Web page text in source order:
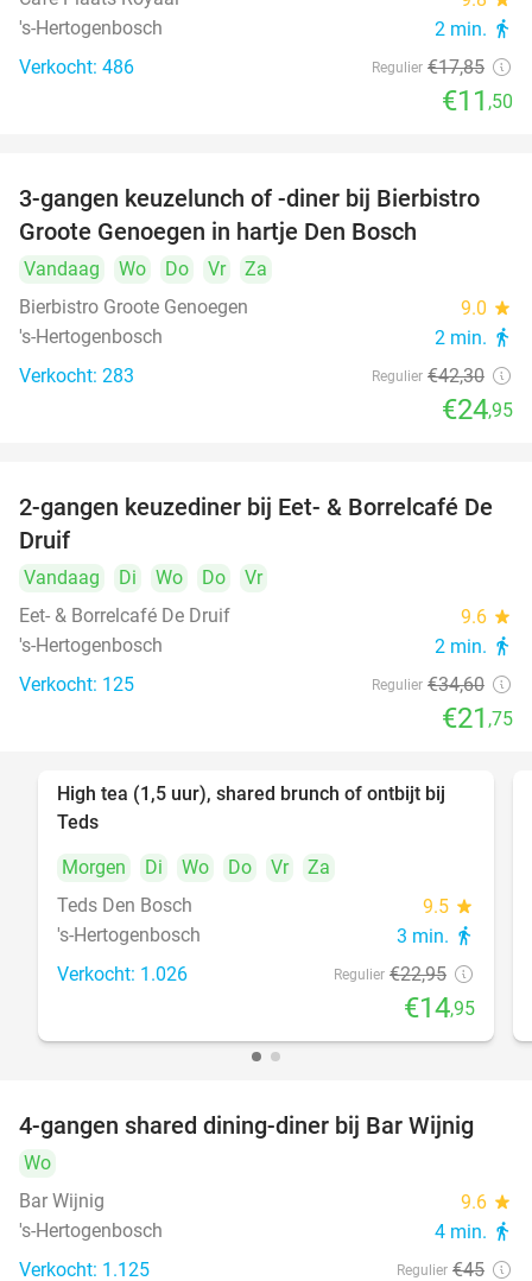
's-Hertogenbosch 2 min. directions_walk
Verkocht: 486 Regulier €17,85
€11 ,50
41%
3-gangen keuzelunch of -diner bij Bierbistro
Groote Genoegen in hartje Den Bosch
Vandaag Wo Do Vr
Za
Bierbistro Groote Genoegen
9.0 star
's-Hertogenbosch 2 min. directions_walk
Verkocht: 283 Regulier €42,30
€24,95
37%
2-gangen keuzediner bij Eet- & Borrelcafé De
Druif
Vandaag Di Wo Do
Vr
Eet- & Borrelcafé De Druif
9.6 star
's-Hertogenbosch 2 min. directions_walk
Verkocht: 125 Regulier €34,60
€21 ,75
35%
High tea (1,5 uur), shared brunch of ontbijt bij
Teds
Morgen
Di Wo Do Vr
Za
Teds Den Bosch
9.5 star
's-Hertogenbosch 3 min. directions_walk
Verkocht: 1.026 Regulier €22,95
€14,95
45%
4-gangen shared dining-diner bij Bar Wijnig
Wo
Bar Wijnig
9.6 star
's-Hertogenbosch 4 min. directions_walk
Verkocht: 1.125 Regulier €45